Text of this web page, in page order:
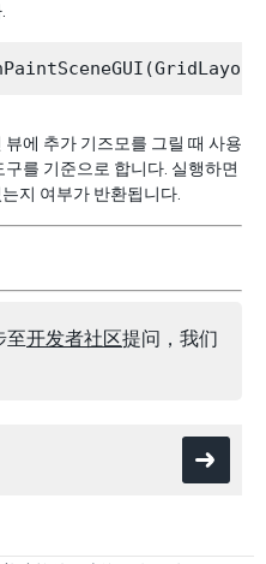
에 추가 기즈모를 그릴 때 사용
를 기준으로 합니다. 실행하면
지 여부가 반환됩니다.
至开发者社区提问，我们